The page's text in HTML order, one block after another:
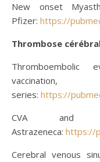
New onset
Pfizer: https://
Thrombose
Thromboembolic
series: https://
CVA and
Astrazeneca: https://
Cerebral venous